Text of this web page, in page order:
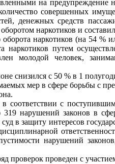
на
совершенных
денежных средств
наркотиков и
наркотиков (на 54
путем
молодой человек,
снизился с 50 % в 1
мер в сфере борьбы с
с
нарушений законов в
в защиту интересов
нарушений
проверок проведен с